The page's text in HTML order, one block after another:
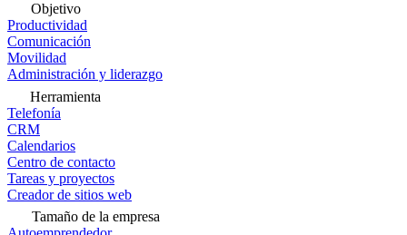
Objetivo
Productividad
Comunicación
Movilidad
Administración y liderazgo
Herramienta
Telefonía
CRM
Calendarios
Centro de contacto
Tareas y proyectos
Creador de sitios web
Tamaño de la empresa